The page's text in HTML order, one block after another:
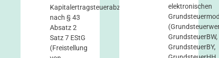
Kapitalertragsteuerabzug
nach § 43
Absatz 2
Satz 7 EStG
(Freistellung
elektronischen
GrundsteuerBW,
GrundsteuerBY,